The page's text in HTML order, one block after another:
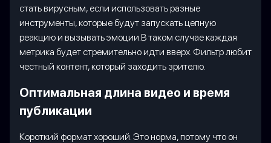
стать вирусным, если использовать разные
инструменты, которые будут запускать цепную
реакцию и вызывать эмоции.В таком случае каждая
метрика будет стремительно идти вверх. Фильтр любит
честный контент, который заходить зрителю.
Оптимальная длина видео и время
публикации
Короткий формат хороший. Это норма, потому что он